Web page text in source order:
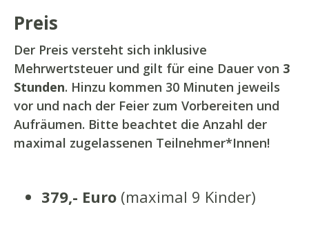
Preis
Der Preis versteht sich inklusive
Mehrwertsteuer und gilt für eine Dauer von 3
Stunden. Hinzu kommen 30 Minuten jeweils
vor und nach der Feier zum Vorbereiten und
Aufräumen. Bitte beachtet die Anzahl der
maximal zugelassenen Teilnehmer*Innen!
379,- Euro (maximal 9 Kinder)